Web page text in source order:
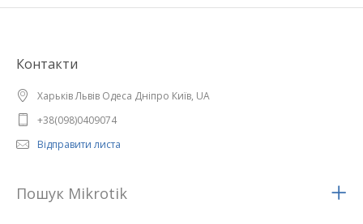
Контакти
Харьків Львів Одеса Дніпро Київ, UA
+38(098)0409074
Відправити листа
Пошук Mikrotik